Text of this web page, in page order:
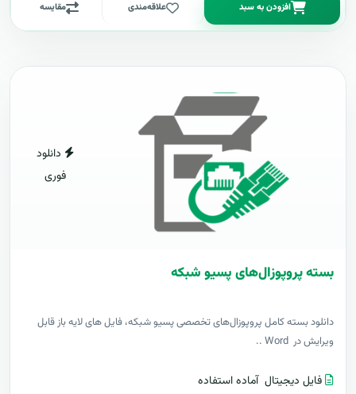
افزودن به سبد علاقه‌مندی مقایسه
دانلود
فوری
بسته پروپوزال‌های پسیو شبکه
دانلود بسته کامل پروپوزال‌های تخصصی پسیو شبکه، فایل های لایه باز قابل
ویرایش در Word ..
فایل دیجیتال آماده استفاده